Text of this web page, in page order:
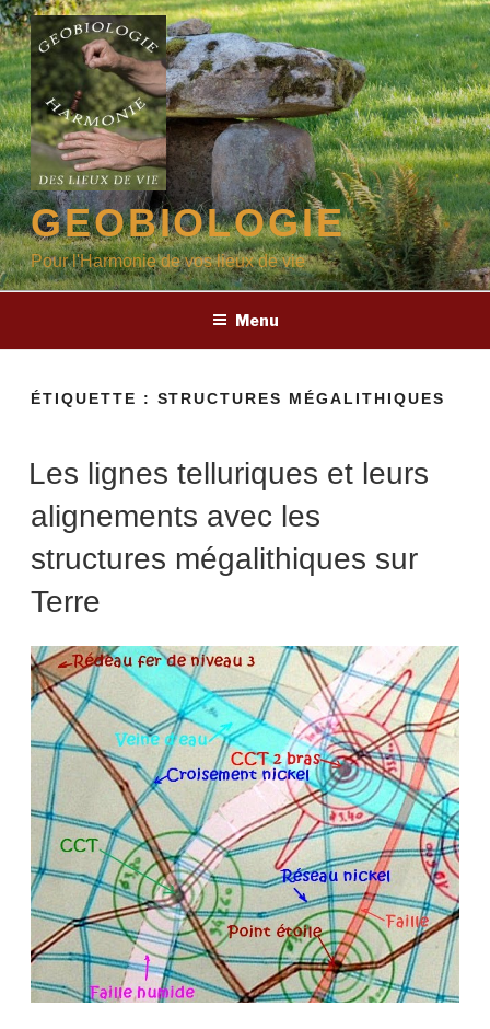
Aller
au
contenu
principal
GEOBIOLOGIE
Pour l'Harmonie de vos lieux de vie
Menu
ÉTIQUETTE : STRUCTURES MÉGALITHIQUES
Les lignes telluriques et leurs
alignements avec les
structures mégalithiques sur
Terre